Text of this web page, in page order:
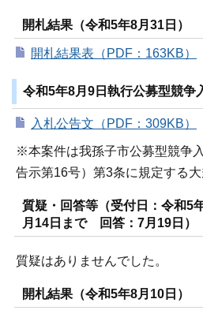
開札結果（令和5年8月31日）
開札結果表（PDF：163KB）
令和5年8月9日執行公募型競争
入札公告文（PDF：309KB）
※本案件は我孫子市公募型競争
告示第16号）第3条に規定する大
質疑・回答等（受付日：令和5
月14日まで 回答：7月19日）
質疑はありませんでした。
開札結果（令和5年8月10日）